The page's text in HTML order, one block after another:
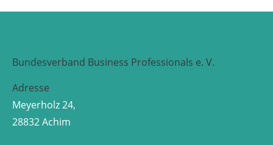
Bundesverband Business Professionals e. V.
Adresse
Meyerholz 24,
28832 Achim